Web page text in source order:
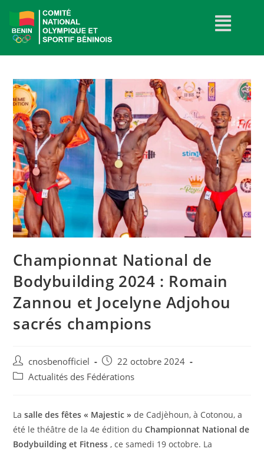
Championnat National de
Bodybuilding 2024 : Romain
Zannou et Jocelyne Adjohou
sacrés champions
cnosbenofficiel
22 octobre 2024
Actualités des Fédérations
Lasalle des fêtes « Majestic » de Cadjèhoun, à Cotonou, a
été le théâtre de la 4e édition duChampionnat National de
Bodybuilding et Fitness , ce samedi 19 octobre. La